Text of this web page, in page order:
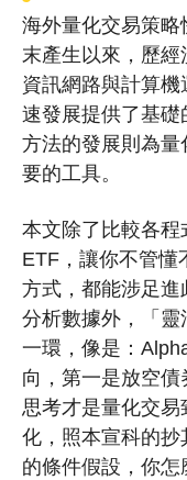
海外量化交易策
末產生以來，歷
資訊網路與計算
速發展提供了基礎
方法的發展則為
要的工具。
本文除了比較各
ETF，讓你不管懂
方式，都能涉足
分析數據外，「
一環，像是：
向，第一是放空
思考才是量化交易
化，照本宣科的
的條件假設，你怎